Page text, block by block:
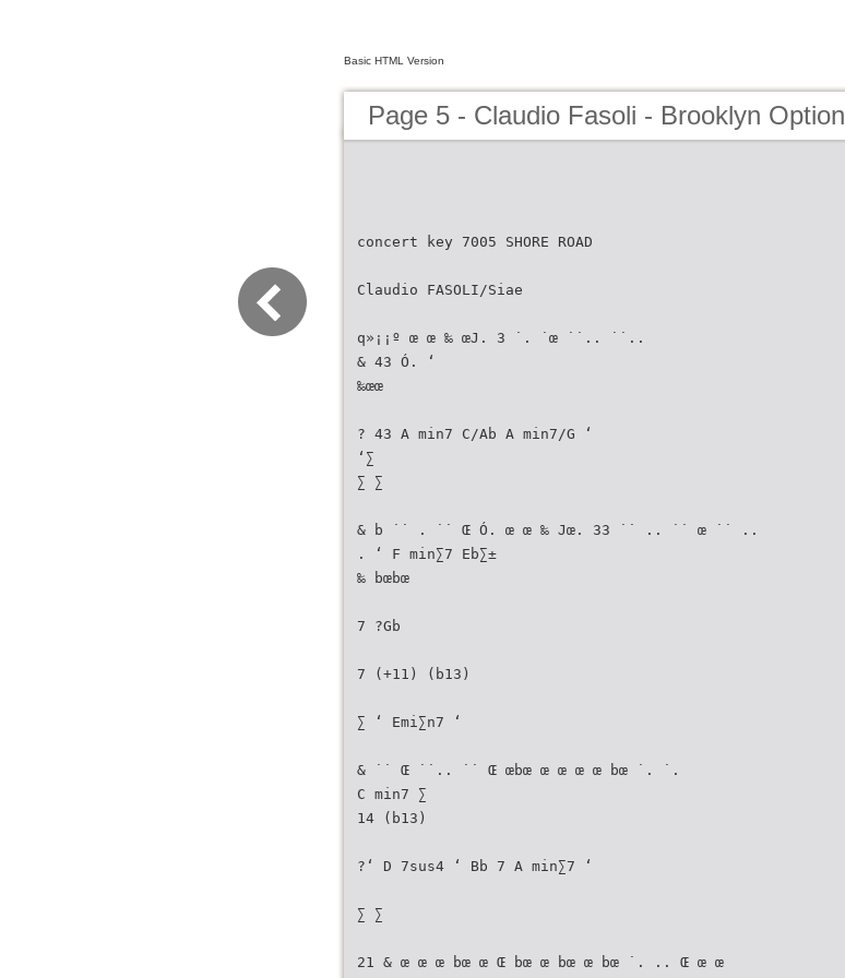
Basic HTML Version
Page 5 - Claudio Fasoli - Brooklyn Option
concert key 7005 SHORE ROAD
Claudio FASOLI/Siae
q»¡¡º œ œ ‰ œJ. 3 ˙. ˙œ ˙˙.. ˙˙..
& 43 Ó. ‘
‰œœ
? 43 A min7 C/Ab A min7/G ‘
‘∑
∑ ∑
& b ˙˙ . ˙˙ Œ Ó. œ œ ‰ Jœ. 33 ˙˙ .. ˙˙ œ ˙˙ ..
. ‘ F min∑7 Eb∑±
‰ bœbœ
7 ?Gb
7 (+11) (b13)
∑ ‘ Emi∑n7 ‘
& ˙˙ Œ ˙˙.. ˙˙ Œ œbœ œ œ œ œ bœ ˙. ˙.
C min7 ∑
14 (b13)
?‘ D 7sus4 ‘ Bb 7 A min∑7 ‘
∑ ∑
21 & œ œ œ bœ œ Œ bœ œ bœ œ bœ ˙. .. Œ œ œ